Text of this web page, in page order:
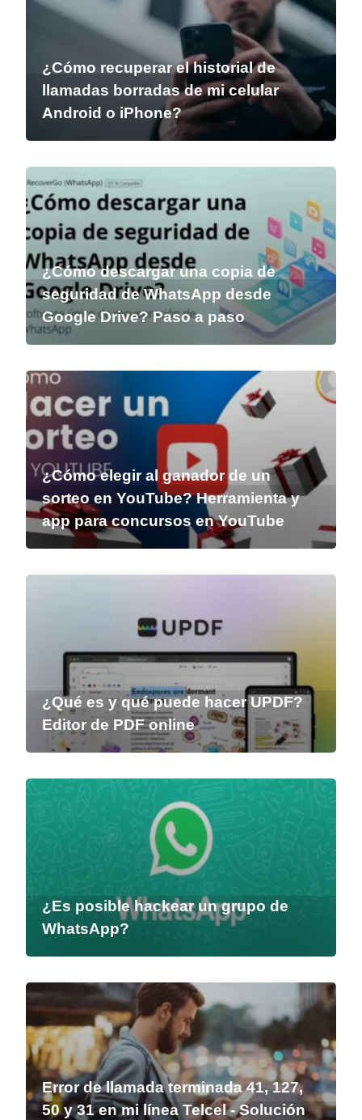
¿Cómo recuperar el historial de
llamadas borradas de mi celular
Android o iPhone?
¿Cómo descargar una copia de
seguridad de WhatsApp desde
Google Drive? Paso a paso
¿Cómo elegir al ganador de un
sorteo en YouTube? Herramienta y
app para concursos en YouTube
¿Qué es y qué puede hacer UPDF?
Editor de PDF online
¿Es posible hackear un grupo de
WhatsApp?
Error de llamada terminada 41, 127,
50 y 31 en mi línea Telcel - Solución